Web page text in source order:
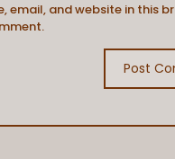
email, and website in this